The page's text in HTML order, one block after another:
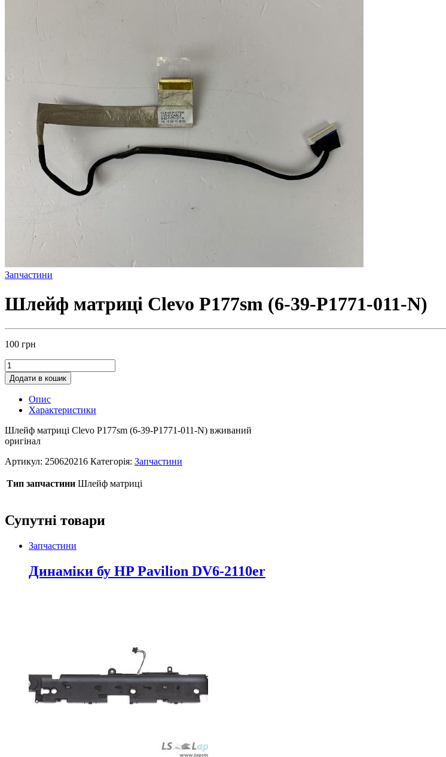
Запчастини
Шлейф матриці Clevo P177sm (6-39-P1771-011-N)
100 грн
Додати в кошик
Опис
Характеристики
Шлейф матриці Clevo P177sm (6-39-P1771-011-N) вживаний
оригінал
Артикул: 250620216 Категорія: Запчастини
Тип запчастини Шлейф матриці
Супутні товари
Запчастини
Динаміки бу HP Pavilion DV6-2110er